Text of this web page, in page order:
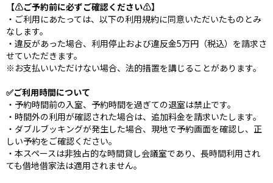
【⚠️ご予約前に必ずご確認ください⚠️】
・ご利用にあたっては、以下の利用規約に同意いただいたものとみ
なします。
・違反があった場合、利用停止および違反金5万円（税込）を請求さ
せていただきます。
※お支払いいただけない場合、法的措置を講じることがあります。
✅ご利用時間について
・予約時間前の入室、予約時間を過ぎての退室は禁止です。
・時間外の利用が確認された場合は、追加料金を請求いたします。
・ダブルブッキングが発生した場合、現地で予約画面を確認し、正
しい予約をご確認ください。
・本スペースは非独占的な時間貸し会議室であり、長時間利用され
ても借地借家法は適用されません。